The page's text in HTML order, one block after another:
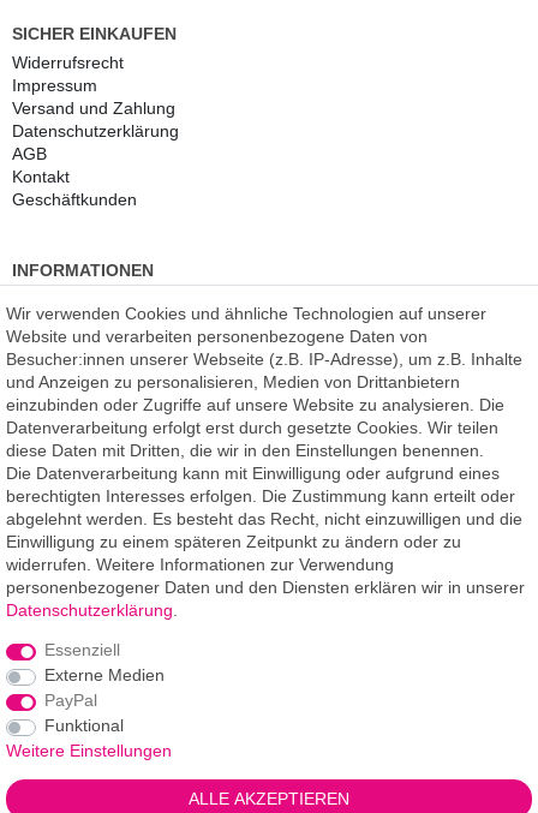
SICHER EINKAUFEN
Widerrufs­recht
Impressum
Versand und Zahlung
Daten­schutz­erklärung
AGB
Kontakt
Geschäftkunden
INFORMATIONEN
Kauf auf Rechnung
Datenschutz
Kostenlose Beratung
SSL Verschlüsselung
Händlerbund-Mitglied
ROOMPIXXeine Marke der
F.A.R.B. Digitaldruck GmbH
Chemnitzer Straße 12a
09235 Burkhardtsdorf
Telefon: 03721-263 994-2
Telefon: 03721-329 259-8
Telefax: 03721-263 994-3
E-Mail: info@roompixx.com
*** Angaben Lieferzeiten gelten für Lieferungen innerhalb
Wir verwenden Cookies und ähnliche Technologien auf unserer
Website und verarbeiten personenbezogene Daten von
Besucher:innen unserer Webseite (z.B. IP-Adresse), um z.B. Inhalte
und Anzeigen zu personalisieren, Medien von Drittanbietern
einzubinden oder Zugriffe auf unsere Website zu analysieren. Die
Datenverarbeitung erfolgt erst durch gesetzte Cookies. Wir teilen
diese Daten mit Dritten, die wir in den Einstellungen benennen.
Die Datenverarbeitung kann mit Einwilligung oder aufgrund eines
berechtigten Interesses erfolgen. Die Zustimmung kann erteilt oder
abgelehnt werden. Es besteht das Recht, nicht einzuwilligen und die
Einwilligung zu einem späteren Zeitpunkt zu ändern oder zu
widerrufen. Weitere Informationen zur Verwendung
personenbezogener Daten und den Diensten erklären wir in unserer
Daten­schutz­erklärung
Essenziell
Externe Medien
PayPal
Funktional
Weitere Einstellungen
ALLE AKZEPTIEREN